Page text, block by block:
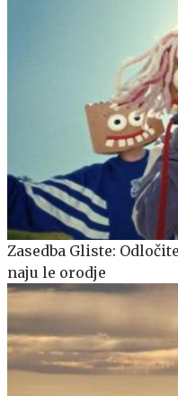
Zasedba Gliste:
naju le orodje